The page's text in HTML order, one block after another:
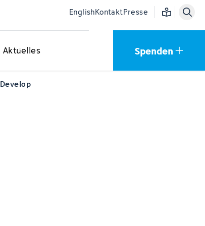
EnglishKontaktPresse Einfache
Aktuelles Spenden
Develop